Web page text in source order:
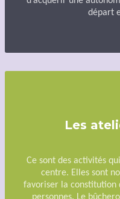
départ
Les
Ce sont des activités
centre. Elles sont
favoriser la constitution